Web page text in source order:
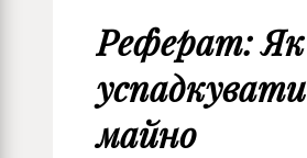
Реферат: Як
успадкувати
майно